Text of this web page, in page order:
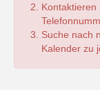
Kontaktieren
Suche nach
Kalender zu